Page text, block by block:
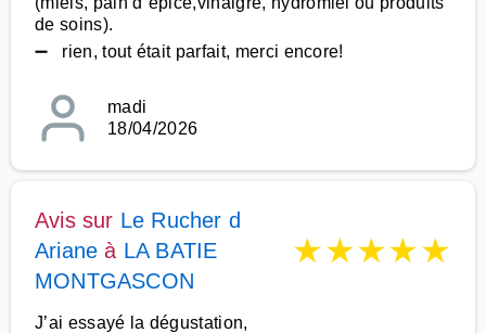
de soins).
➖ rien, tout était parfait, merci encore!
madi
18/04/2026
Avis sur Le Rucher d
Ariane à LA BATIE
MONTGASCON
★★★★★
J’ai essayé la dégustation,